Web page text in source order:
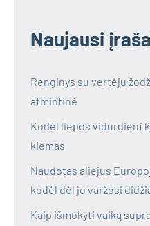
Naujausi
Renginys su vertėju
atmintinė
Kodėl liepos vidurdienį
kiemas
Naudotas aliejus
kodėl dėl jo varžosi
Kaip išmokyti vaiką